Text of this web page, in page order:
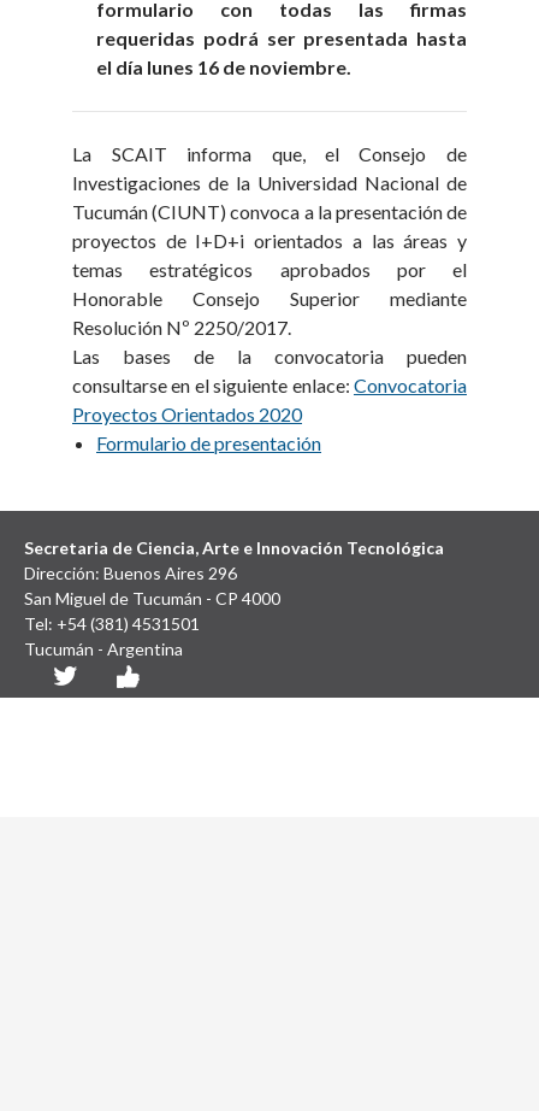
formulario con todas las firmas
requeridas podrá ser presentada hasta
el día lunes 16 de noviembre.
La SCAIT informa que, el Consejo de
Investigaciones de la Universidad Nacional de
Tucumán (CIUNT) convoca a la presentación de
proyectos de I+D+i orientados a las áreas y
temas estratégicos aprobados por el
Honorable Consejo Superior mediante
Resolución Nº 2250/2017.
Las bases de la convocatoria pueden
consultarse en el siguiente enlace: Convocatoria
Proyectos Orientados 2020
Formulario de presentación
Secretaria de Ciencia, Arte e Innovación Tecnológica
Dirección: Buenos Aires 296
San Miguel de Tucumán - CP 4000
Tel: +54 (381) 4531501
Tucumán - Argentina